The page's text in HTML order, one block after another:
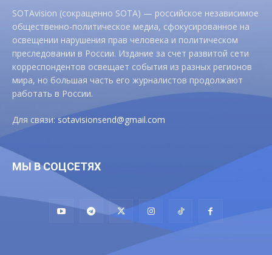
SOTAvision (сокращенно SOTA) — российское независимое
общественно-политическое медиа, сфокусированное на
освещении нарушения прав человека и политическом
преследовании в России. Издание за счет развитой сети
корреспондентов освещает события из разных регионов
мира, но большая часть его журналистов продолжают
работать в России.
Для связи:sotavisionsend@gmail.com
МЫ В СОЦСЕТЯХ